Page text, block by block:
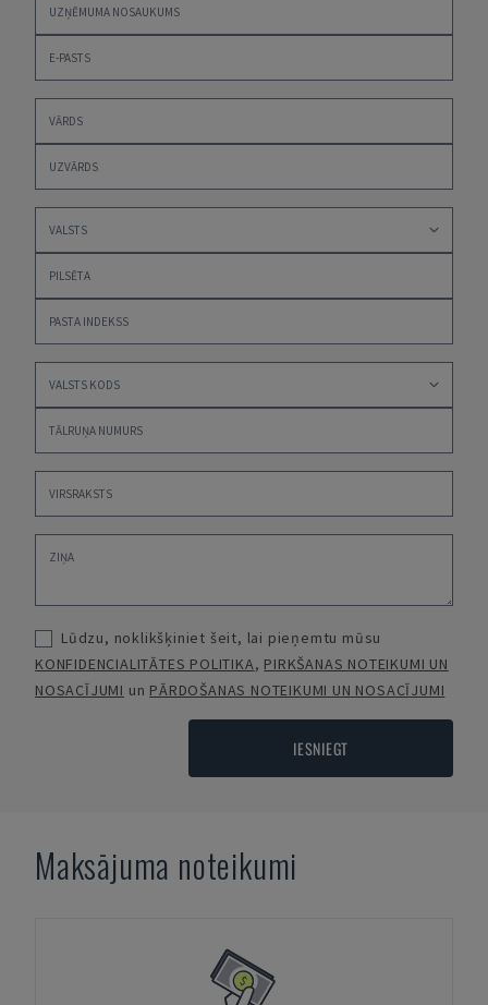
Lūdzu, noklikšķiniet šeit, lai pieņemtu mūsu
KONFIDENCIALITĀTES POLITIKA, PIRKŠANAS NOTEIKUMI UN
NOSACĪJUMI un PĀRDOŠANAS NOTEIKUMI UN NOSACĪJUMI
IESNIEGT
Maksājuma noteikumi